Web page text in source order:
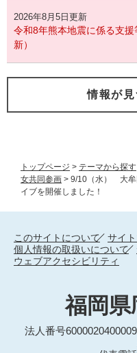
トップページ > テーマから探す
女共同参画 > 9/10（水） 大牟
イブを開催しました！
2026年8月5日更新
令和8年熊本地震に係る支
新）
情報が
このサイトについて
サイ
個人情報の取扱いについて
ウェブアクセシビリティ
福岡県
法人番号6000020400009